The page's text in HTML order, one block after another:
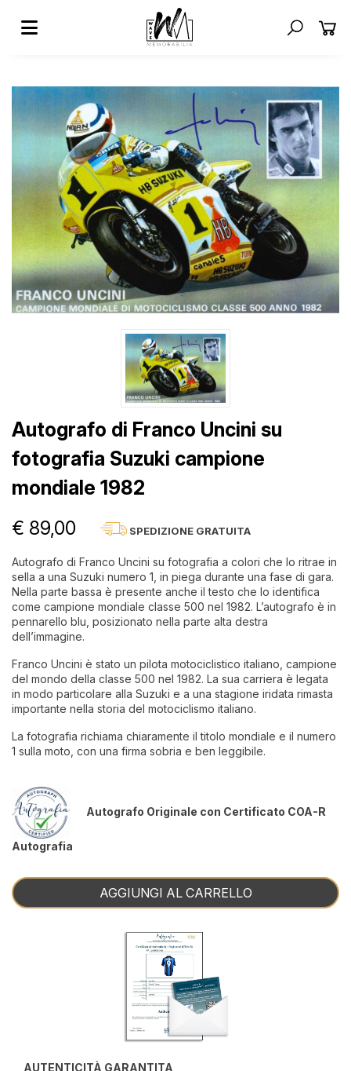
Autografo di Franco Uncini su
fotografia Suzuki campione
mondiale 1982
€ 89,00 SPEDIZIONE GRATUITA
Autografo di Franco Uncini su fotografia a colori che lo ritrae in
sella a una Suzuki numero 1, in piega durante una fase di gara.
Nella parte bassa è presente anche il testo che lo identifica
come campione mondiale classe 500 nel 1982. L’autografo è in
pennarello blu, posizionato nella parte alta destra
dell’immagine.
Franco Uncini è stato un pilota motociclistico italiano, campione
del mondo della classe 500 nel 1982. La sua carriera è legata
in modo particolare alla Suzuki e a una stagione iridata rimasta
importante nella storia del motociclismo italiano.
La fotografia richiama chiaramente il titolo mondiale e il numero
1 sulla moto, con una firma sobria e ben leggibile.
Autografo Originale con Certificato COA-R
Autografia
AGGIUNGI AL CARRELLO
AUTENTICITÀ GARANTITA